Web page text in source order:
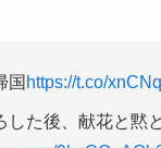
国 https://t.co/
た後、献花と黙